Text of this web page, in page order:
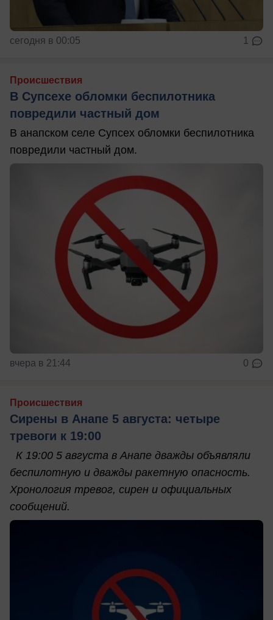
сегодня в 00:05 1
Происшествия
В Супсехе обломки беспилотника
повредили частный дом
В анапском селе Супсех обломки беспилотника
повредили частный дом.
вчера в 21:44 0
Происшествия
Сирены в Анапе 5 августа: четыре
тревоги к 19:00
К 19:00 5 августа в Анапе дважды объявляли
беспилотную и дважды ракетную опасность.
Хронология тревог, сирен и официальных
сообщений.